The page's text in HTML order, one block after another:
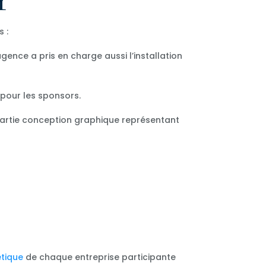
:
a pris en charge aussi l’installation
les sponsors.
conception graphique représentant
de chaque entreprise participante